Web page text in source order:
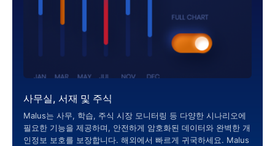
사무실, 서재 및 주식
Malus는 사무, 학습, 주식 시장 모니터링 등 다양한 시나리오에
필요한 기능을 제공하며, 안전하게 암호화된 데이터와 완벽한 개
인정보 보호를 보장합니다. 해외에서 빠르게 귀국하세요. Malus